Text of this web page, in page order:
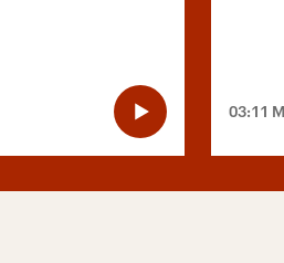
03:11